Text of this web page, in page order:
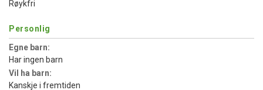
Røykfri
Personlig
Egne barn:
Har ingen barn
Vil ha barn:
Kanskje i fremtiden